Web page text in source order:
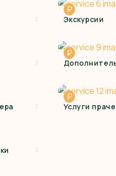
Экскурсии
₽
₽
Услуги
₽